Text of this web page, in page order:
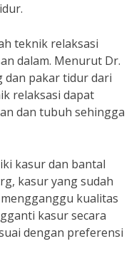
teknik relaksasi
dalam. Menurut Dr.
dan pakar tidur dari
relaksasi dapat
dan tubuh sehingga
kasur dan bantal
kasur yang sudah
kualitas
kasur secara
dengan preferensi